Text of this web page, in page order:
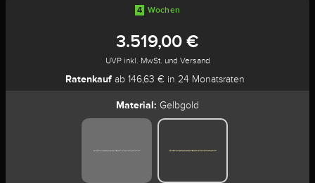
4 Wochen
3.519,00 €
UVP inkl. MwSt. und Versand
Ratenkaufab 146,63 € in 24 Monatsraten
Material: Gelbgold